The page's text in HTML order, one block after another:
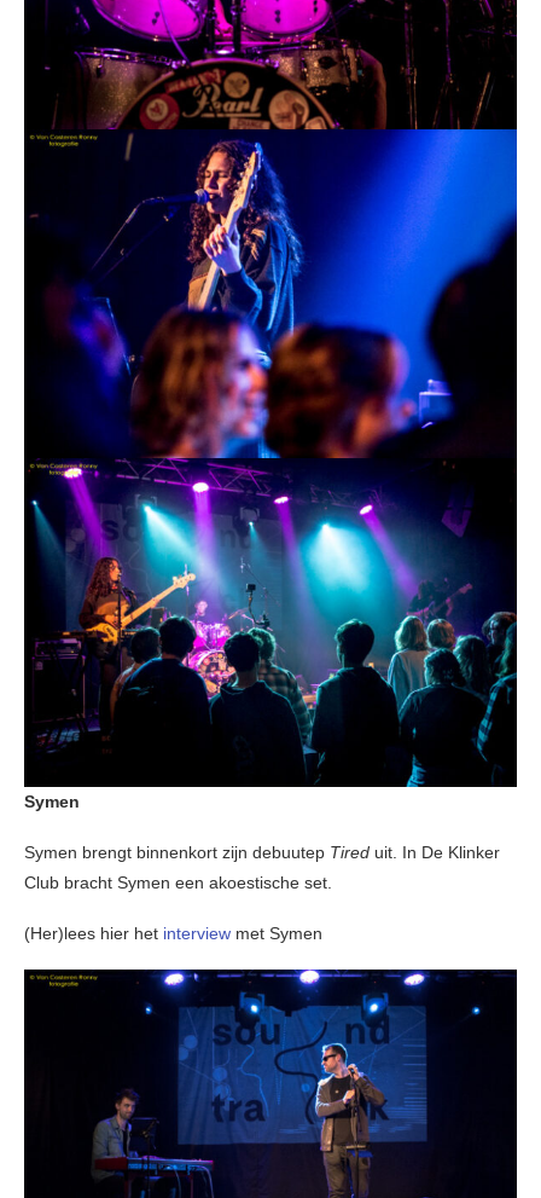
Symen
Symen brengt binnenkort zijn debuutep Tired uit. In De Klinker
Club bracht Symen een akoestische set.
(Her)lees hier het interview met Symen